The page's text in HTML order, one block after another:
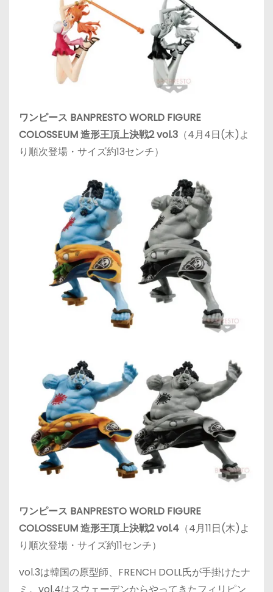
ワンピース BANPRESTO WORLD FIGURE
COLOSSEUM 造形王頂上決戦2 vol.3 （4月4日(木)よ
り順次登場・サイズ約13センチ）
ワンピース BANPRESTO WORLD FIGURE
COLOSSEUM 造形王頂上決戦2 vol.4 （4月11日(木)よ
り順次登場・サイズ約11センチ）
vol.3は韓国の原型師、FRENCH DOLL氏が手掛けたナ